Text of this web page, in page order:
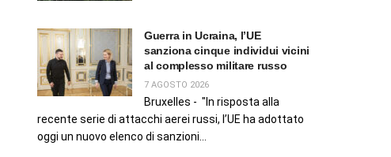
Guerra in Ucraina, l’UE
sanziona cinque individui vicini
al complesso militare russo
7 AGOSTO 2026
Bruxelles - "In risposta alla
recente serie di attacchi aerei russi, l’UE ha adottato
oggi un nuovo elenco di sanzioni...